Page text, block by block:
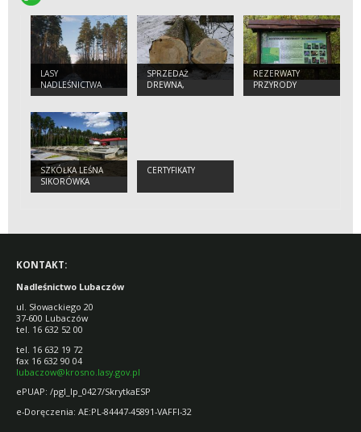
LASY
NADLEŚNICTWA
SPRZEDAŻ
DREWNA,
SADZONEK,
REZERWATY
PRZYRODY
SZKÓŁKA LEŚNA
SIKORÓWKA
CERTYFIKATY
KONTAKT:
Nadleśnictwo Lubaczów
ul. Słowackiego 20
37-600 Lubaczów
tel. 16 632 52 00
tel. 16 632 19 72
fax 16 632 90 04
lubaczow@krosno.lasy.gov.pl
ePUAP: /pgl_lp_0427/SkrytkaESP
e-Doręczenia: AE:PL-84447-45891-VAFFI-32